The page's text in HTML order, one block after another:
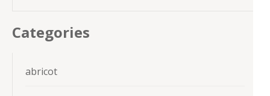
Categories
abricot